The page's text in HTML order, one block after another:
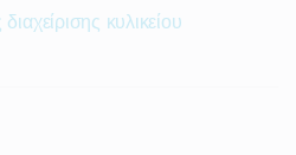
κυλικείου